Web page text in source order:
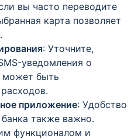
вы часто переводите
карта позволяет
: Уточните,
уведомления о
может быть
приложение: Удобство
также важно.
функционалом и